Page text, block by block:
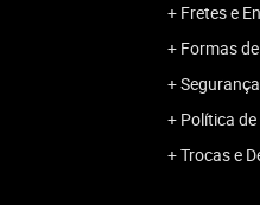
Fretes e
Formas
Segurança
Política
Trocas e